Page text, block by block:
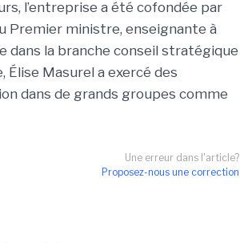
l’entreprise a été cofondée par
Premier ministre, enseignante à
dans la branche conseil stratégique
Masurel a exercé des
dans de grands groupes comme
Une erreur dans l'article?
Proposez-nous une correction